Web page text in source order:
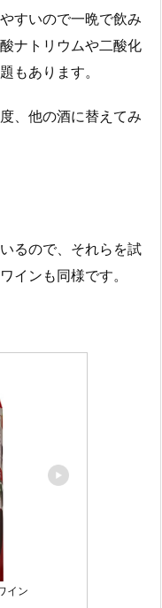
すいので一晩で飲み
ナトリウムや二酸化
もあります。
、他の酒に替えてみ
るので、それらを試
インも同様です。
イン